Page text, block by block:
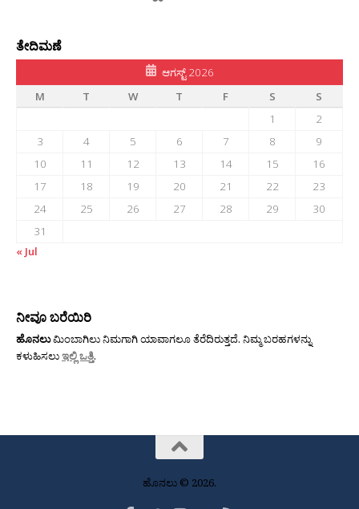
ತೇದಿಮಣೆ
ಆಗಸ್ಟ್ 2026
M
T W T F S
S
1
2
3
4 5 6 7 8
9
10
11 12 13 14 15
16
17
18 19 20 21 22
23
24
25 26 27 28 29
30
31
« Jul
ನೀವೂ ಬರೆಯಿರಿ
ಹೊನಲುಮಿಂಬಾಗಿಲು ನಿಮಗಾಗಿ ಯಾವಾಗಲೂ ತೆರೆದಿರುತ್ತದೆ. ನಿಮ್ಮ ಬರಹಗಳನ್ನು
ಕಳುಹಿಸಲುಇಲ್ಲಿ ಒತ್ತಿ.
ಹೊನಲು © 2026.